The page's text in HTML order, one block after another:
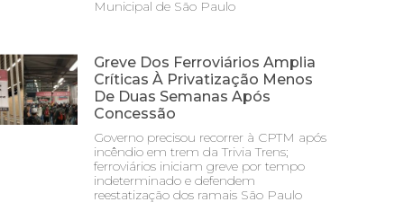
Municipal de São Paulo
Greve Dos Ferroviários Amplia
Críticas À Privatização Menos
De Duas Semanas Após
Concessão
Governo precisou recorrer à CPTM após
incêndio em trem da Trivia Trens;
ferroviários iniciam greve por tempo
indeterminado e defendem
reestatização dos ramais São Paulo